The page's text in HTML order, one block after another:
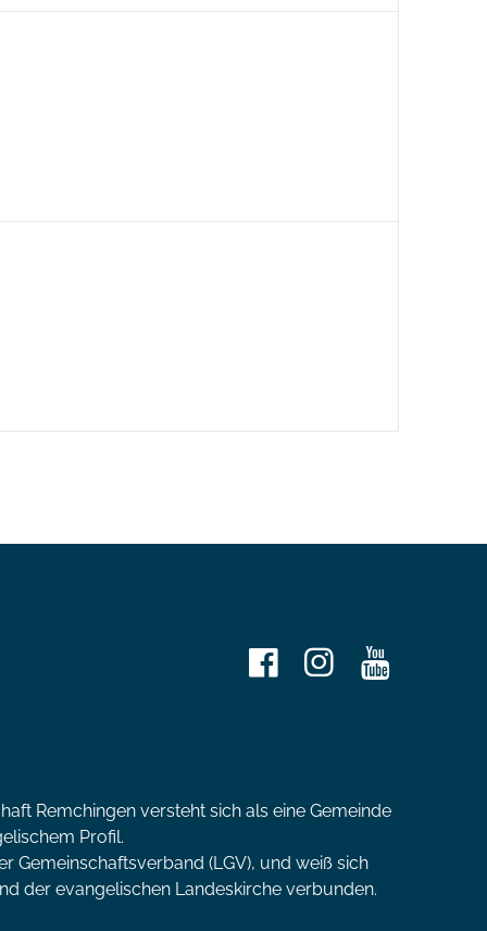
Remchingen versteht sich als eine Gemeinde
Profil.
Gemeinschaftsverband (LGV), und weiß sich
der evangelischen Landeskirche verbunden.